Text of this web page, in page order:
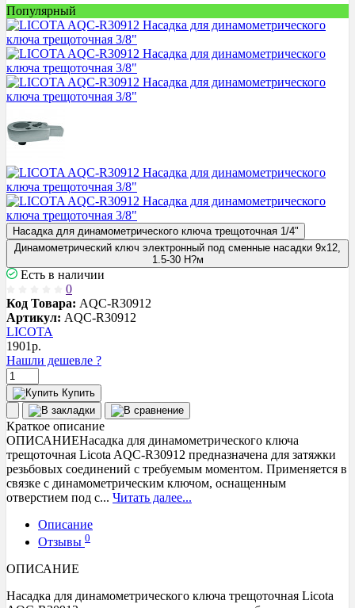
Популярный
Насадка для динамометрического ключа трещоточная 1/4"
Динамометрический ключ электронный под сменные насадки 9x12,
1.5-30 Н?м
Есть в наличии
0
Код Товара: AQC-R30912
Артикул: AQC-R30912
LICOTA
1901р.
Нашли дешевле ?
Купить
Краткое описание
ОПИСАНИЕНасадка для динамометрического ключа
трещоточная Licota AQC-R30912 предназначена для затяжки
резьбовых соединений с требуемым моментом. Применяется в
связке с динамометрическим ключом, оснащенным
отверстием под с... Читать далее...
Описание
Отзывы 0
ОПИСАНИЕ
Насадка для динамометрического ключа трещоточная Licota